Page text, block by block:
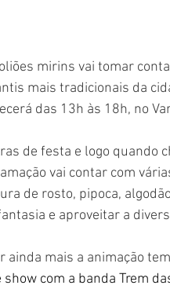
mirins vai tomar
mais tradicionais da
das 13h às 18h, no
de festa e logo quando
vai contar com
de rosto, pipoca,
e aproveitar a
ainda mais a animação
show com a banda Trem